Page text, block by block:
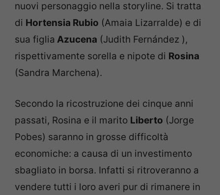
nuovi personaggio nella storyline. Si tratta
di Hortensia Rubio (Amaia Lizarralde) e di
sua figlia Azucena (Judith Fernández ),
rispettivamente sorella e nipote di Rosina
(Sandra Marchena).
Secondo la ricostruzione dei cinque anni
passati, Rosina e il marito Liberto (Jorge
Pobes) saranno in grosse difficoltà
economiche: a causa di un investimento
sbagliato in borsa. Infatti si ritroveranno a
vendere tutti i loro averi pur di rimanere in